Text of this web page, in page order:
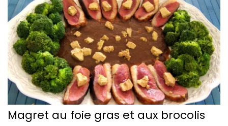
Magret au foie gras et aux brocolis